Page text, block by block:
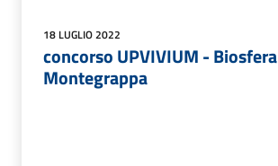
18 LUGLIO 2022
concorso UPVIVIUM - Biosfera
Montegrappa